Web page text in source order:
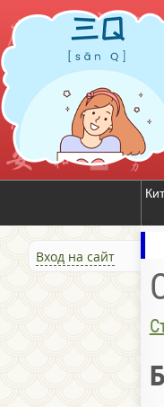
Вход на сайт